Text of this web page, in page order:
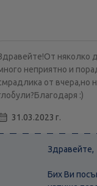
няколко
неприятно и
от вчера,но
:)
31.03.2023 г.
Здравейте,
Бих Ви